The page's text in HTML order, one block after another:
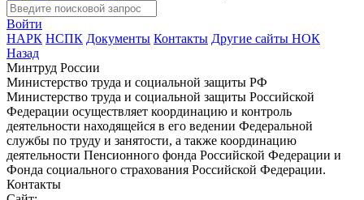
Войти
НАРК НСПК Документы Контакты Другие сайты НОК
Назад
Минтруд России
Министерство труда и социальной защиты РФ
Министерство труда и социальной защиты Российской
Федерации осуществляет координацию и контроль
деятельности находящейся в его ведении Федеральной
службы по труду и занятости, а также координацию
деятельности Пенсионного фонда Российской Федерации и
Фонда социального страхования Российской Федерации.
Контакты